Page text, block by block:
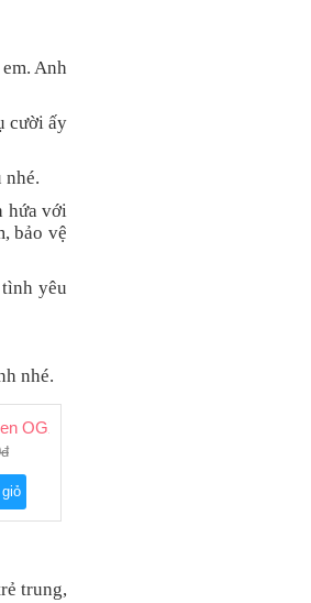
Anh
cười ấy
nhé.
hứa với
bảo vệ
yêu
nhé.
OGX
trung,